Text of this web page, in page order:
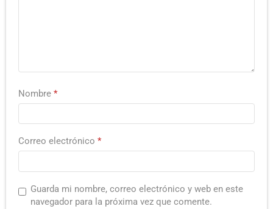
Nombre *
Correo electrónico *
Guarda mi nombre, correo electrónico y web en este
navegador para la próxima vez que comente.